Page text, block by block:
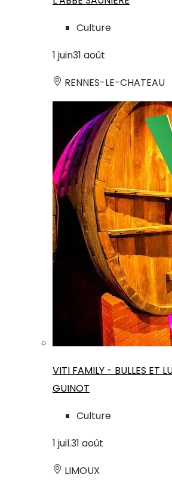
Culture
1 juin31 août
RENNES-LE-CHATEAU
VITI FAMILY - BULLES ET
GUINOT
Culture
1 juil.31 août
LIMOUX